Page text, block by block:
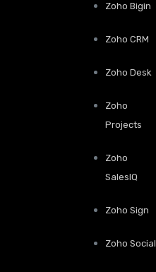
Zoho Bigin
Zoho CRM
Zoho Desk
Zoho
Projects
Zoho
SalesIQ
Zoho Sign
Zoho Social